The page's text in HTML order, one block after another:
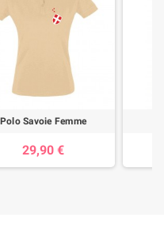
Polo Savoie Femme
29,90 €